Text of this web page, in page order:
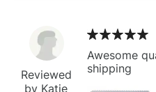
Reviewed
by Katie
Awesome
shipping